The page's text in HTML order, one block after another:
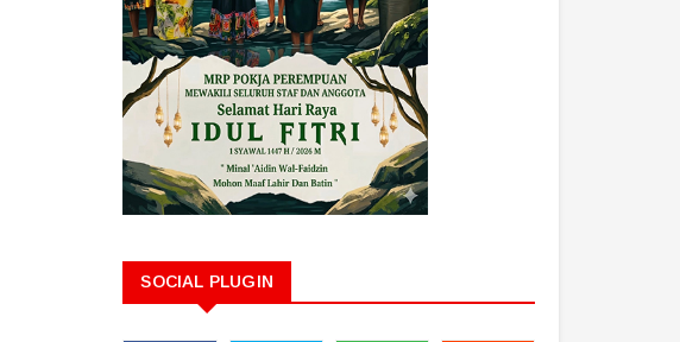
SOCIAL PLUGIN